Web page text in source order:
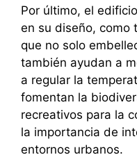
Por último, el
en su diseño, como
que no solo
también ayudan a
a regular la
fomentan la
recreativos para la
la importancia de
entornos urbanos.